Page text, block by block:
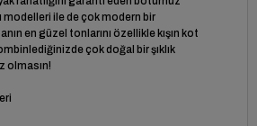
modelleri ile de çok modern bir
en güzel tonlarını özellikle kışın kot
çok doğal bir şıklık
olmasın!